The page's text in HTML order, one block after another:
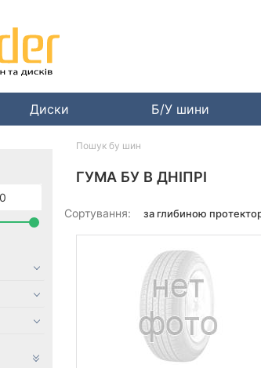
Диски Б/У шини
ГУМА БУ В ДНІПРІ
Сортування:
Пошук бу шин